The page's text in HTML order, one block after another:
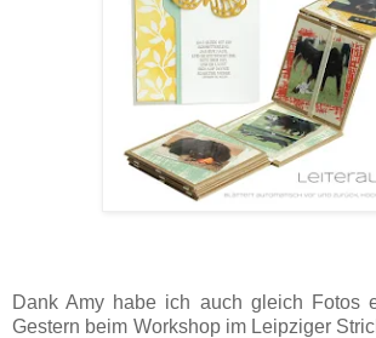
Dank Amy habe ich auch gleich Fotos
Gestern beim Workshop im Leipziger